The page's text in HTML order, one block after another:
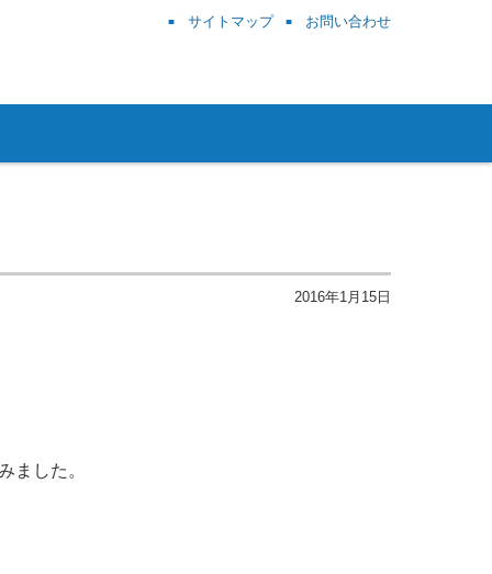
サイトマップ お問い合わせ
2016年1月15日
ました。